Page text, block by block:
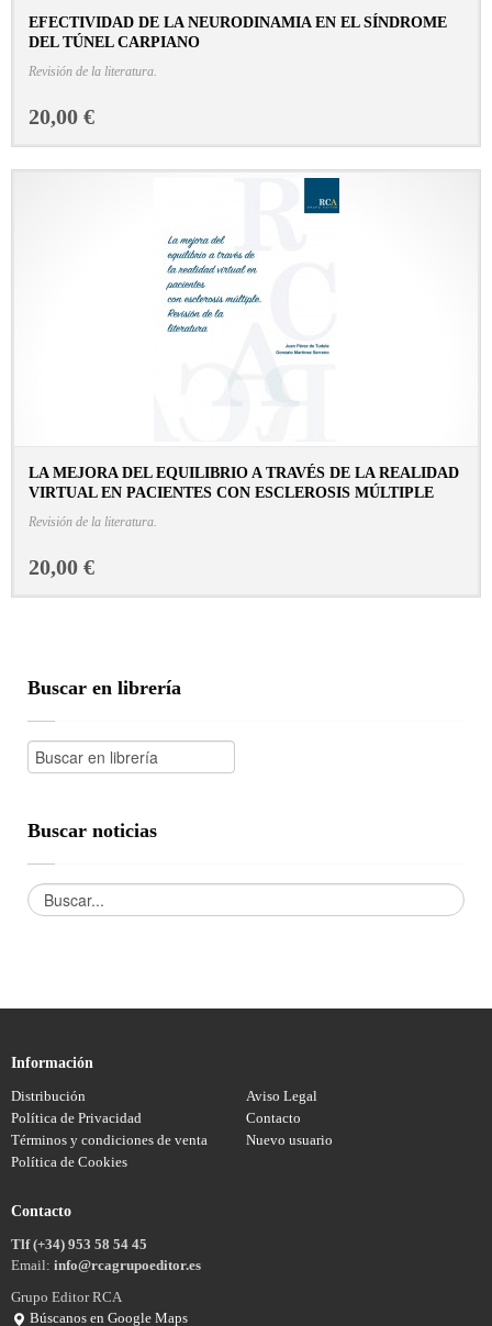
EFECTIVIDAD DE LA NEURODINAMIA EN EL SÍNDROME
DEL TÚNEL CARPIANO
Revisión de la literatura.
20,00 €
LA MEJORA DEL EQUILIBRIO A TRAVÉS DE LA REALIDAD
VIRTUAL EN PACIENTES CON ESCLEROSIS MÚLTIPLE
Revisión de la literatura.
20,00 €
Buscar en librería
Buscar noticias
Información
Distribución
Aviso Legal
Política de Privacidad
Contacto
Términos y condiciones de venta
Nuevo usuario
Política de Cookies
Contacto
Tlf (+34) 953 58 54 45
Email: info@rcagrupoeditor.es
Grupo Editor RCA
Búscanos en Google Maps